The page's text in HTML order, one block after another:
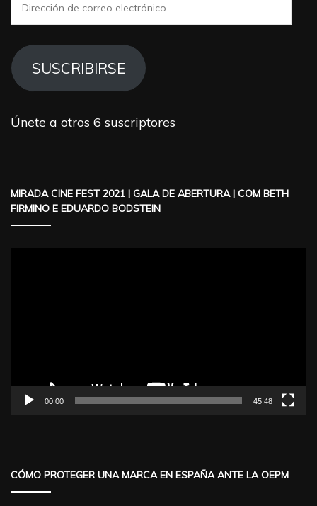
de
correo
electrónico
SUSCRIBIRSE
Únete a otros 6 suscriptores
MIRADA CINE FEST 2021 | GALA DE ABERTURA | COM BETH
FIRMINO E EDUARDO BODSTEIN
00:00 45:48
CÓMO PROTEGER UNA MARCA EN ESPAÑA ANTE LA OEPM